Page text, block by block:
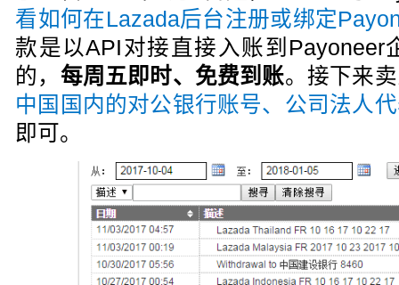
看如何在Lazada后台注册或绑定
款是以API对接直接入账到Payoneer
的， 每周五即时、免费到账。接下来
中国国内的对公银行账号、公司法人
即可。